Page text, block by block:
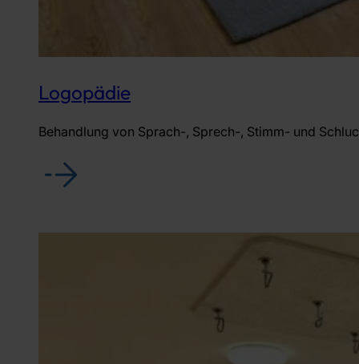
Logopädie
Behandlung von Sprach-, Sprech-, Stimm- und